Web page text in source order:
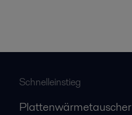
Schnelleinstieg
Plattenwärmetauscher